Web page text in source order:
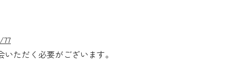
ただく必要がございます。